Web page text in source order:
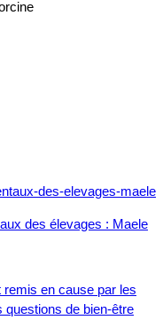
des élevages : Maele
remis en cause par les
de bien-être